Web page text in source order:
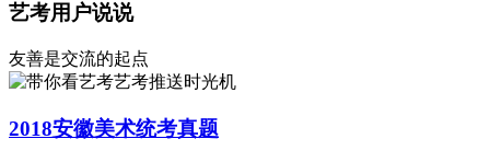
艺考用户说说
友善是交流的起点
艺考推送时光机
2018安徽美术统考真题